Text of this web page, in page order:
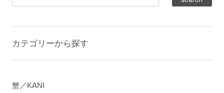
カテゴリーから探す
蟹／KANI